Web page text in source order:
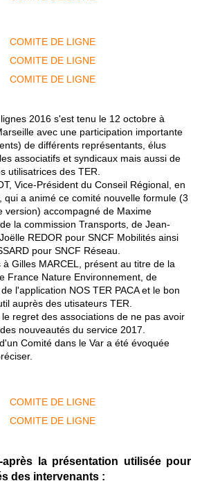
2016 s'est tenu le 12 octobre à
avec une participation importante
de différents représentants, élus
associatifs et syndicaux mais aussi de
utilisatrices des TER.
Vice-Président du Conseil Régional, en
qui a animé ce comité nouvelle formule (3
version) accompagné de Maxime
la commission Transports, de Jean-
REDOR pour SNCF Mobilités ainsi
pour SNCF Réseau.
Gilles MARCEL, présent au titre de la
France Nature Environnement, de
l'application NOS TER PACA et le bon
auprès des utisateurs TER.
regret des associations de ne pas avoir
nouveautés du service 2017.
Comité dans le Var a été évoquée
la présentation utilisée pour
des intervenants :